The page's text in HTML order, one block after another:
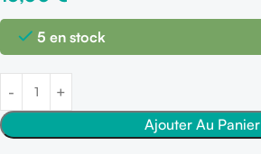
5 en stock
Ajouter Au Panier